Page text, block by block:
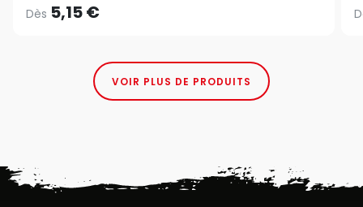
Dès 5,15 €
VOIR PLUS DE PRODUITS